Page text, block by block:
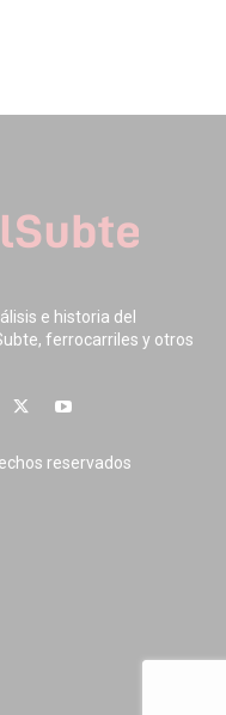
e historia del
ferrocarriles y otros
reservados